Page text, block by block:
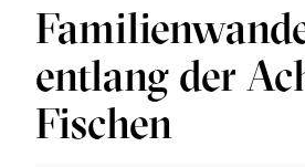
Urlaub
buchen
Sommer
entlang der
Fischen